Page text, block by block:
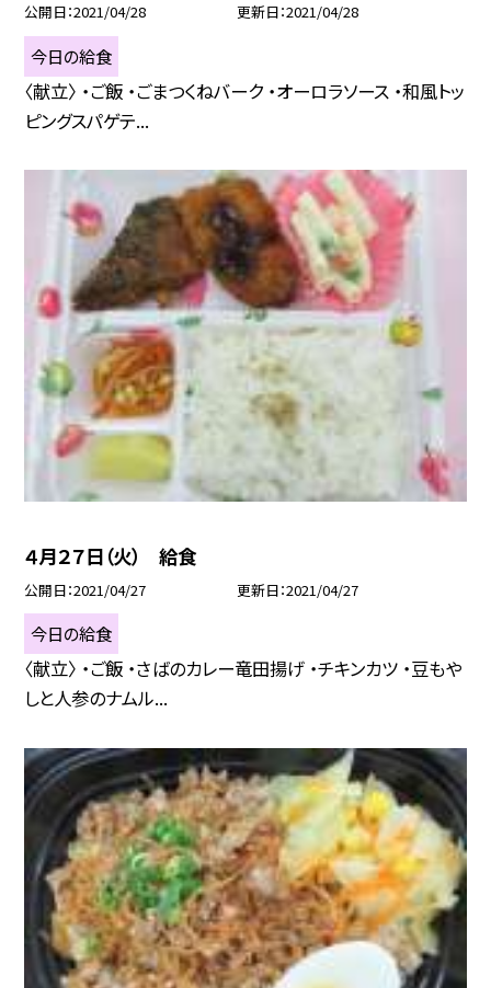
公開日 2021/04/28 更新日 2021/04/28
今日の給食
〈献立〉 ・ご飯 ・ごまつくねバーク ・オーロラソース ・和風トッ
ピングスパゲテ...
４月２７日（火） 給食
公開日 2021/04/27 更新日 2021/04/27
今日の給食
〈献立〉 ・ご飯 ・さばのカレー竜田揚げ ・チキンカツ ・豆もや
しと人参のナムル...